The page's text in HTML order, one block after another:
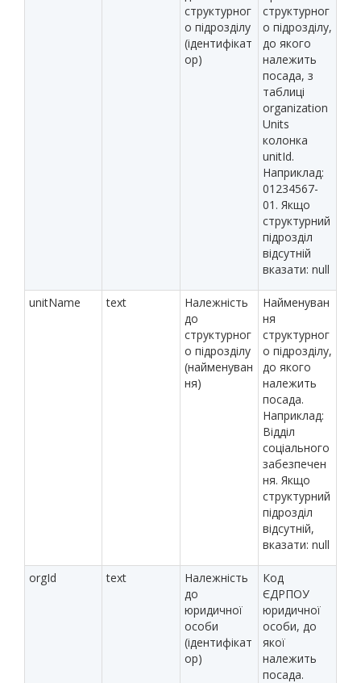
структурног
о підрозділу
(ідентифікат
ор)
структурног
о підрозділу,
до якого
належить
посада, з
таблиці
organization
Units
колонка
unitId.
Наприклад:
01234567-
01. Якщо
структурний
підрозділ
відсутній
вказати: null
unitName text
Належність
до
структурног
о підрозділу
(найменуван
ня)
Найменуван
ня
структурног
о підрозділу,
до якого
належить
посада.
Наприклад:
Відділ
соціального
забезпечен
ня. Якщо
структурний
підрозділ
відсутній,
вказати: null
orgId text
Належність
до
юридичної
особи
(ідентифікат
ор)
Код
ЄДРПОУ
юридичної
особи, до
якої
належить
посада.